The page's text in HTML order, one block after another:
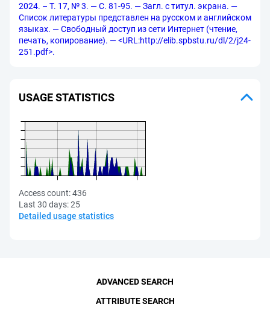
2024. – Т. 17, № 3. — С. 81-95. — Загл. с титул. экрана. —
Список литературы представлен на русском и английском
языках. — Свободный доступ из сети Интернет (чтение,
печать, копирование). — <URL:http://elib.spbstu.ru/dl/2/j24-
251.pdf>.
USAGE STATISTICS
Access count:436
Last 30 days:25
Detailed usage statistics
ADVANCED SEARCH
ATTRIBUTE SEARCH